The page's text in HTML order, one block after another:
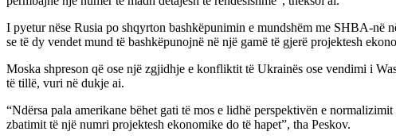
I pyetur nëse Rusia po shqyrton bashkëpunimin e mundshëm me SHBA-në
se të dy vendet mund të bashkëpunojnë në një gamë të gjerë projektesh
Moska shpreson që ose një zgjidhje e konfliktit të Ukrainës ose vendimi i
të tillë, vuri në dukje ai.
“Ndërsa pala amerikane bëhet gati të mos e lidhë perspektivën e
zbatimit të një numri projektesh ekonomike do të hapet”, tha Peskov.